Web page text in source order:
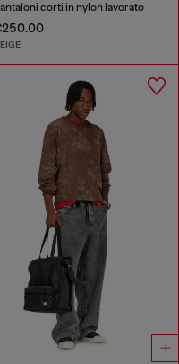
corti in nylon lavorato